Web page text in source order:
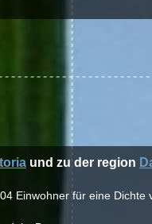
und zu der region
Einwohner für eine Dichte